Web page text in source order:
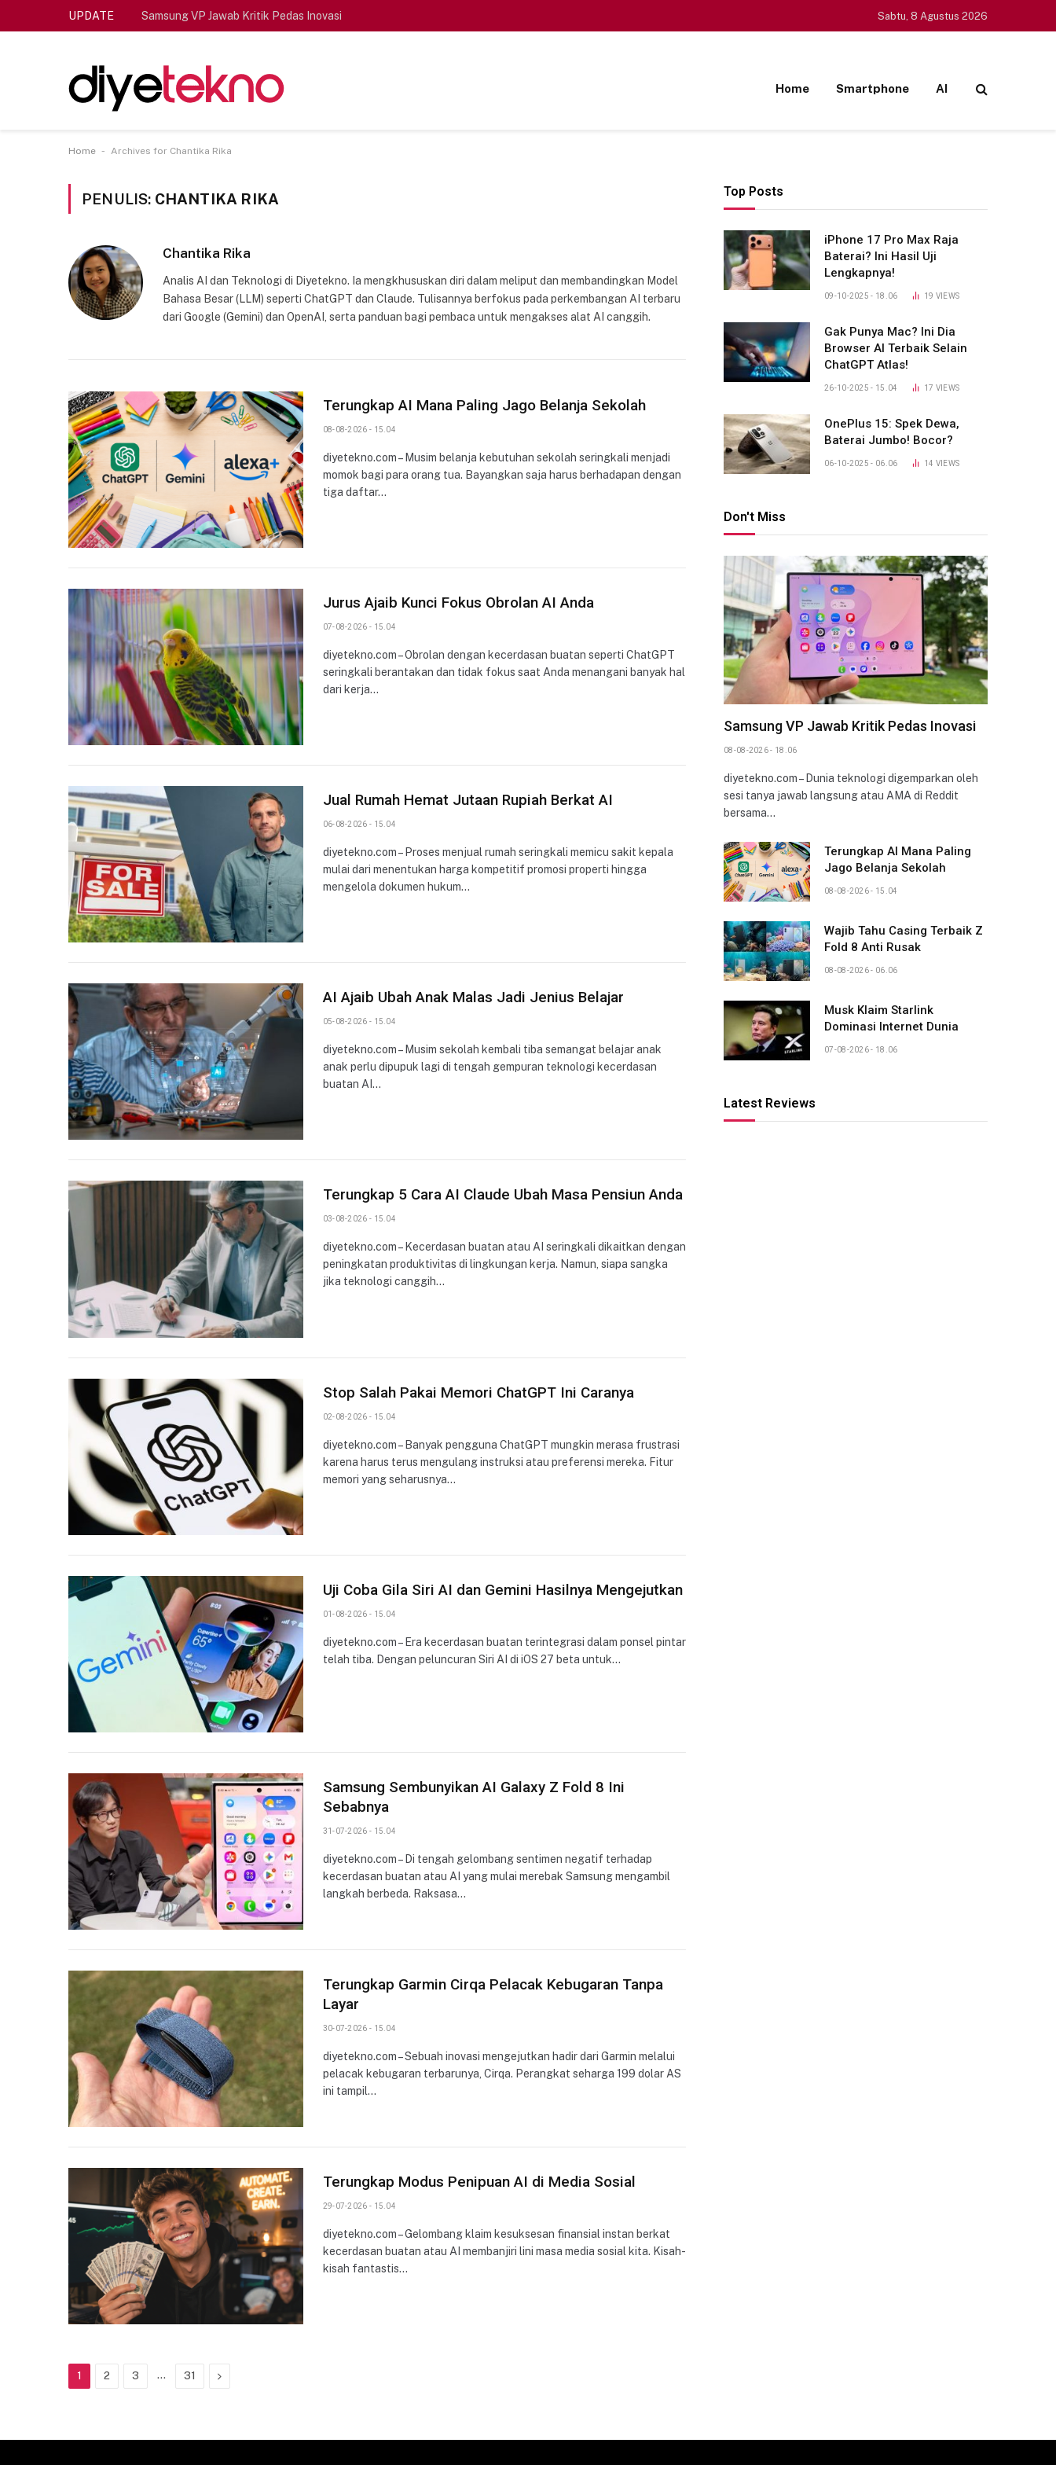
UPDATE Samsung VP Jawab Kritik Pedas Inovasi Sabtu, 8 Agustus 2026
Home Smartphone AI
Home - Archives for Chantika Rika
PENULIS: CHANTIKA RIKA
Chantika Rika
Analis AI dan Teknologi di Diyetekno. Ia mengkhususkan diri dalam meliput dan membandingkan Model
Bahasa Besar (LLM) seperti ChatGPT dan Claude. Tulisannya berfokus pada perkembangan AI terbaru
dari Google (Gemini) dan OpenAI, serta panduan bagi pembaca untuk mengakses alat AI canggih.
Terungkap AI Mana Paling Jago Belanja Sekolah
08-08-2026 - 15.04
diyetekno.com – Musim belanja kebutuhan sekolah seringkali menjadi
momok bagi para orang tua. Bayangkan saja harus berhadapan dengan
tiga daftar…
Jurus Ajaib Kunci Fokus Obrolan AI Anda
07-08-2026 - 15.04
diyetekno.com – Obrolan dengan kecerdasan buatan seperti ChatGPT
seringkali berantakan dan tidak fokus saat Anda menangani banyak hal
dari kerja…
Jual Rumah Hemat Jutaan Rupiah Berkat AI
06-08-2026 - 15.04
diyetekno.com – Proses menjual rumah seringkali memicu sakit kepala
mulai dari menentukan harga kompetitif promosi properti hingga
mengelola dokumen hukum…
AI Ajaib Ubah Anak Malas Jadi Jenius Belajar
05-08-2026 - 15.04
diyetekno.com – Musim sekolah kembali tiba semangat belajar anak
anak perlu dipupuk lagi di tengah gempuran teknologi kecerdasan
buatan AI…
Terungkap 5 Cara AI Claude Ubah Masa Pensiun Anda
03-08-2026 - 15.04
diyetekno.com – Kecerdasan buatan atau AI seringkali dikaitkan dengan
peningkatan produktivitas di lingkungan kerja. Namun, siapa sangka
jika teknologi canggih…
Stop Salah Pakai Memori ChatGPT Ini Caranya
02-08-2026 - 15.04
diyetekno.com – Banyak pengguna ChatGPT mungkin merasa frustrasi
karena harus terus mengulang instruksi atau preferensi mereka. Fitur
memori yang seharusnya…
Uji Coba Gila Siri AI dan Gemini Hasilnya Mengejutkan
01-08-2026 - 15.04
diyetekno.com – Era kecerdasan buatan terintegrasi dalam ponsel pintar
telah tiba. Dengan peluncuran Siri AI di iOS 27 beta untuk…
Samsung Sembunyikan AI Galaxy Z Fold 8 Ini
Sebabnya
31-07-2026 - 15.04
diyetekno.com – Di tengah gelombang sentimen negatif terhadap
kecerdasan buatan atau AI yang mulai merebak Samsung mengambil
langkah berbeda. Raksasa…
Terungkap Garmin Cirqa Pelacak Kebugaran Tanpa
Layar
30-07-2026 - 15.04
diyetekno.com – Sebuah inovasi mengejutkan hadir dari Garmin melalui
pelacak kebugaran terbarunya, Cirqa. Perangkat seharga 199 dolar AS
ini tampil…
Terungkap Modus Penipuan AI di Media Sosial
29-07-2026 - 15.04
diyetekno.com – Gelombang klaim kesuksesan finansial instan berkat
kecerdasan buatan atau AI membanjiri lini masa media sosial kita. Kisah-
kisah fantastis…
1 2 3 … 31 Next
Top Posts
iPhone 17 Pro Max Raja
Baterai? Ini Hasil Uji
Lengkapnya!
09-10-2025 - 18.06 19 VIEWS
Gak Punya Mac? Ini Dia
Browser AI Terbaik Selain
ChatGPT Atlas!
26-10-2025 - 15.04 17 VIEWS
OnePlus 15: Spek Dewa,
Baterai Jumbo! Bocor?
06-10-2025 - 06.06 14 VIEWS
Don't Miss
Samsung VP Jawab Kritik Pedas Inovasi
08-08-2026 - 18.06
diyetekno.com – Dunia teknologi digemparkan oleh
sesi tanya jawab langsung atau AMA di Reddit
bersama…
Terungkap AI Mana Paling
Jago Belanja Sekolah
08-08-2026 - 15.04
Wajib Tahu Casing Terbaik Z
Fold 8 Anti Rusak
08-08-2026 - 06.06
Musk Klaim Starlink
Dominasi Internet Dunia
07-08-2026 - 18.06
Latest Reviews